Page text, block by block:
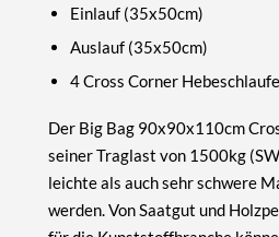
Einlauf (35x50cm)
Auslauf (35x50cm)
4 Cross Corner
Der Big Bag 90x90x110cm
seiner Traglast von 1500kg
leichte als auch sehr schwere
werden. Von Saatgut und